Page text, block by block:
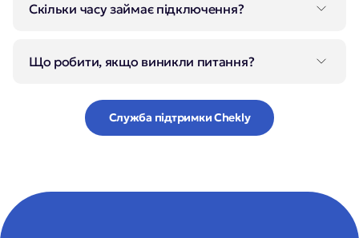
EasyPay пропонуєіндивідуальні тарифні
завершити процедуру ідентифікації в EasyPay.
Скільки часу займає підключення?
SecretKeyналаштування інтеграції в Chekly
Що робити, якщо виникли питання?
зверніться до команди підтримки Chekly. Ми
допоможемо налаштувати інтеграцію та
Служба підтримки Chekly